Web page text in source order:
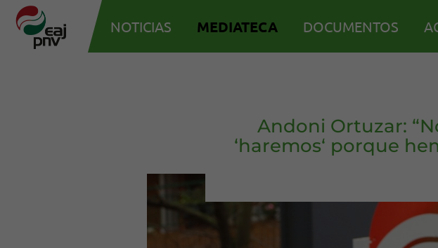
NOTICIAS MEDIATECA DOCUMENTOS
Andoni Ortuzar:
‘haremos‘ porque